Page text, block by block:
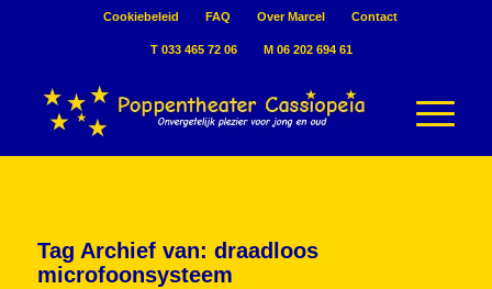
Cookiebeleid FAQ Over Marcel Contact
T 033 465 72 06 M 06 202 694 61
Tag Archief van: draadloos
microfoonsysteem